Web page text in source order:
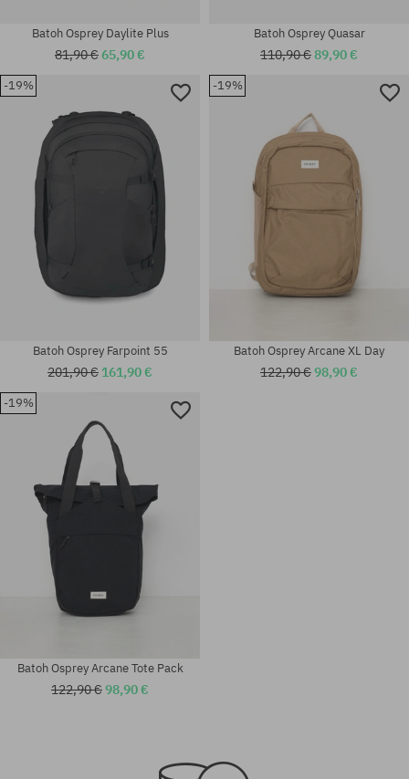
univerzálna veľkosť univerzálna veľkosť
univerzálna veľkosť
Batoh Osprey Daylite Plus
81,90 €65,90 €
Batoh Osprey Quasar
110,90 €89,90 €
-19%
Batoh Osprey Farpoint 55
201,90 € 161,90 €
-19%
univerzálna veľkosť
Batoh Osprey Arcane XL Day
122,90 €98,90 €
-19%
Batoh Osprey Arcane Tote Pack
122,90 €98,90 €